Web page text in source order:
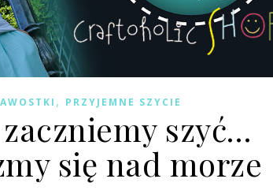
, PRZYJEMNE SZYCIE
szyć…
się nad morze